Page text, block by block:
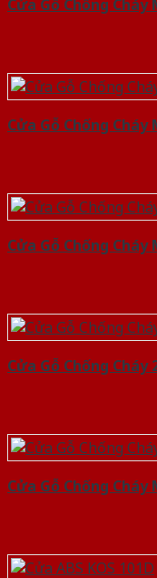
Cửa Gỗ Chống Cháy
Cửa Gỗ Chống Cháy
Cửa Gỗ Chống Cháy
Cửa Gỗ Chống Cháy
Cửa Gỗ Chống Cháy